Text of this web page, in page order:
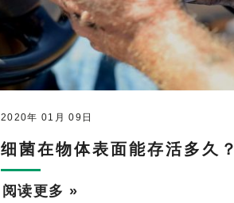
2020年 01月 09日
细菌在物体表面能存活多久？
阅读更多 »